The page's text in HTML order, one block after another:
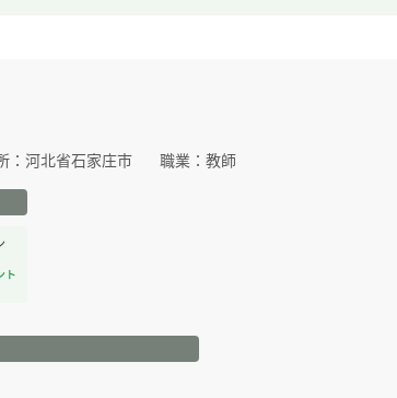
： 河北省石家庄市 職業： 教師
ト